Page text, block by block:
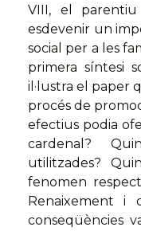
VIII, el
esdevenir un
social per a les
primera síntesi
il·lustra el paper
procés de
efectius podia
cardenal?
utilitzades?
fenomen
Renaixement i
conseqüències